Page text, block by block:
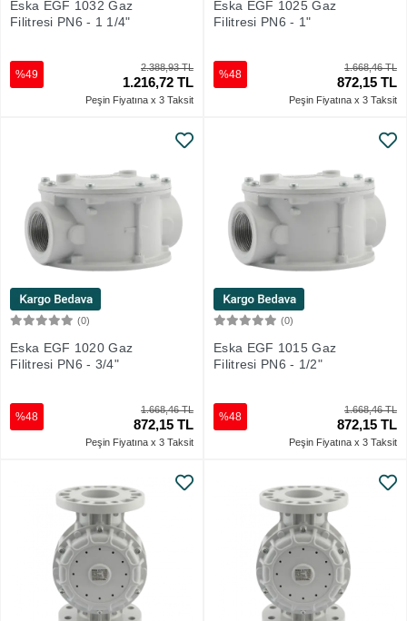
Eska EGF 1032 Gaz
Filitresi PN6 - 1 1/4"
2.388,93 TL
1.216,72 TL
%49
Peşin Fiyatına x 3 Taksit
Eska EGF 1025 Gaz
Filitresi PN6 - 1"
1.668,46 TL
872,15 TL
%48
Peşin Fiyatına x 3 Taksit
(0)
Eska EGF 1020 Gaz
Filitresi PN6 - 3/4"
1.668,46 TL
872,15 TL
%48
Peşin Fiyatına x 3 Taksit
(0)
Eska EGF 1015 Gaz
Filitresi PN6 - 1/2"
1.668,46 TL
872,15 TL
%48
Peşin Fiyatına x 3 Taksit